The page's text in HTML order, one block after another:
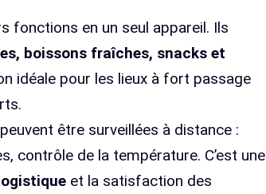
fonctions en un seul appareil. Ils
boissons fraîches, snacks et
idéale pour les lieux à fort passage
être surveillées à distance :
contrôle de la température. C’est une
et la satisfaction des